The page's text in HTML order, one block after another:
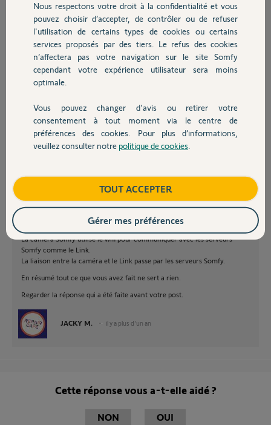
Chauffage
Autres produits
Devis avec un pro
Contact
une idée de solution, je suis preneur !
Merci d'avance pour votre aide.
MAHER T.
il y a plus d'un an
Bonjour Jean Michel.
Ce serait peut être bien de lire les caractéristiques techniques du système,
intellitags et les radars sur la fréquence IO home 868mhz qui n'a rien a
Le Link utilise le wifi pour communiquer avec les serveurs Somfy
uniquement, ces mêmes serveurs dialogue avec votre smartphone.
On peut étendre la porté de la fréquence IO avec au maximum 2 relais.
La caméra Somfy utilise le wifi pour communiquer avec les serveurs
Somfy comme le Link.
La liaison entre la caméra et le Link passe par les serveurs Somfy.
En résumé tout ce que vous avez fait ne sert a rien.
Regarder la réponse qui a été faite avant votre post.
JACKY M. il y a plus d'un an
Cette réponse vous a-t-elle aidé ?
NON OUI
Nous respectons votre droit à la confidentialité et vous
pouvez choisir d’accepter, de contrôler ou de refuser
l'utilisation de certains types de cookies ou certains
services proposés par des tiers. Le refus des cookies
n’affectera pas votre navigation sur le site Somfy
cependant votre expérience utilisateur sera moins
optimale.
Vous pouvez changer d'avis ou retirer votre
consentement à tout moment via le centre de
préférences des cookies. Pour plus d’informations,
veuillez consulter notre politique de cookies
TOUT ACCEPTER
Gérer mes préférences